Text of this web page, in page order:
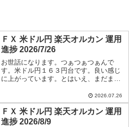
ＦＸ 米ドル円 楽天オルカン 運用
進捗 2026/7/26
お世話になります。つぁつぁつぁんで
す。米ドル円１６３円台です。良い感じ
に上がっています。とはいえ、まだまだ
す。米ドル円ショートエントリー手法と
今後のつぁつぁつぁん戦略は【米ドル
円】に全て書いています。
2026.07.26
ＦＸ 米ドル円 楽天オルカン 運用
進捗 2026/8/9